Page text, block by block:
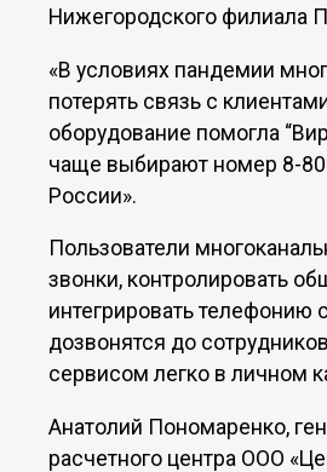
Нижегородского филиала
«В условиях пандемии
потерять связь с
оборудование помогла
чаще выбирают номер 8-
России».
Пользователи
звонки, контролировать
интегрировать телефонию
дозвонятся до
сервисом легко в личном
Анатолий Пономаренко,
расчетного центра ООО